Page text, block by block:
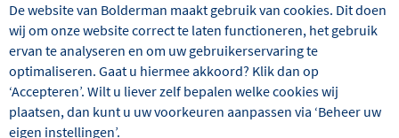
Wij hebben 1 reizen gevonden
De website van Bolderman maakt gebruik van cookies. Dit doen
wij om onze website correct te laten functioneren, het gebruik
ervan te analyseren en om uw gebruikerservaring te
optimaliseren. Gaat u hiermee akkoord? Klik dan op
‘Accepteren’. Wilt u liever zelf bepalen welke cookies wij
plaatsen, dan kunt u uw voorkeuren aanpassen via ‘Beheer uw
eigen instellingen’.